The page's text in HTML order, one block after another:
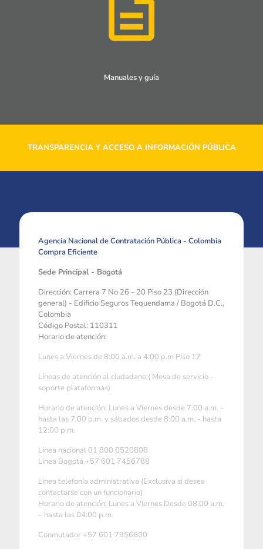
Manuales y guía
TRANSPARENCIA Y ACCESO A INFORMACIÓN PÚBLICA
Agencia Nacional de Contratación Pública - Colombia
Compra Eficiente
Sede Principal - Bogotá
Dirección: Carrera 7 No 26 - 20 Piso 23 (Dirección
general) - Edificio Seguros Tequendama / Bogotá D.C.,
Colombia
Código Postal: 110311
Horario de atención:
Lunes a Viernes de 8:00 a.m. a 4:00 p.m Piso 17
Líneas de atención al ciudadano ( Mesa de servicio -
soporte plataformas)
Horario de atención: Lunes a Viernes desde 7:00 a.m. –
hasta las 7:00 p.m. y sábados desde 8:00 a.m. - hasta
12:00 p.m.
Linea nacional 01 800 0520808
Linea Bogotá +57 601 7456788
Linea telefonía administrativa (Exclusiva si desea
contactarse con un funcionario)
Horario de atención: Lunes a Viernes Desde 08:00 a.m.
– hasta las 04:00 p.m.
Conmutador +57 601 7956600